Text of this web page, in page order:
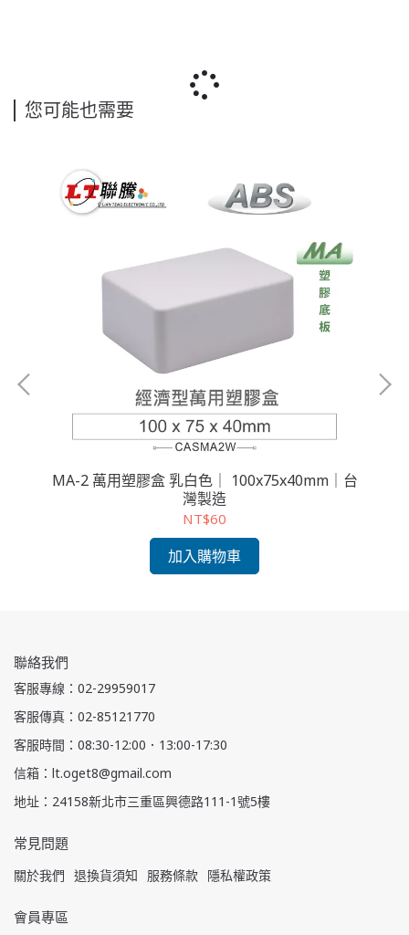
您可能也需要
MA-2 萬用塑膠盒 乳白色｜ 100x75x40mm｜台
灣製造
NT$60
加入購物車
聯絡我們
客服專線：02-29959017
客服傳真：02-85121770
客服時間：08:30-12:00．13:00-17:30
信箱：lt.oget8@gmail.com
地址：24158新北市三重區興德路111-1號5樓
常見問題
關於我們 退換貨須知 服務條款 隱私權政策
會員專區